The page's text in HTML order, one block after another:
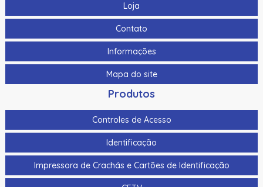
Loja
Contato
Informações
Mapa do site
Produtos
Controles de Acesso
Identificação
Impressora de Crachás e Cartões de Identificação